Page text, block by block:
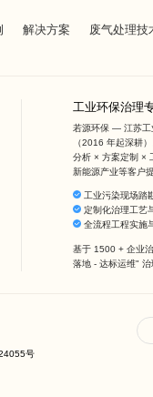
解决方案 废气处理技
工业环保治理
若源环保 — 江苏工
（2016 年起深耕
分析 × 方案定制 ×
新能源产业等客户
工业污染现场踏
定制化治理工艺
全流程工程实施
基于 1500 + 企业
落地 - 达标运维" 治
号